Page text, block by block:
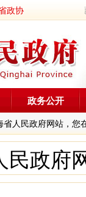
政协
省人民政府网站，您
政务公开
民政府